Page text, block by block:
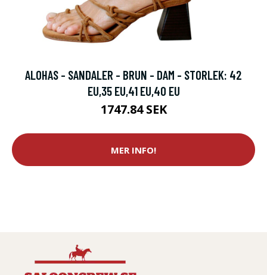
ALOHAS - SANDALER - BRUN - DAM - STORLEK: 42
EU,35 EU,41 EU,40 EU
1747.84 SEK
MER INFO!